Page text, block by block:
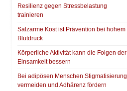
Resilienz gegen Stressbelastung
trainieren
Salzarme Kost ist Prävention bei hohem
Blutdruck
Körperliche Aktivität kann die Folgen der
Einsamkeit bessern
Bei adipösen Menschen Stigmatisierung
vermeiden und Adhärenz fördern